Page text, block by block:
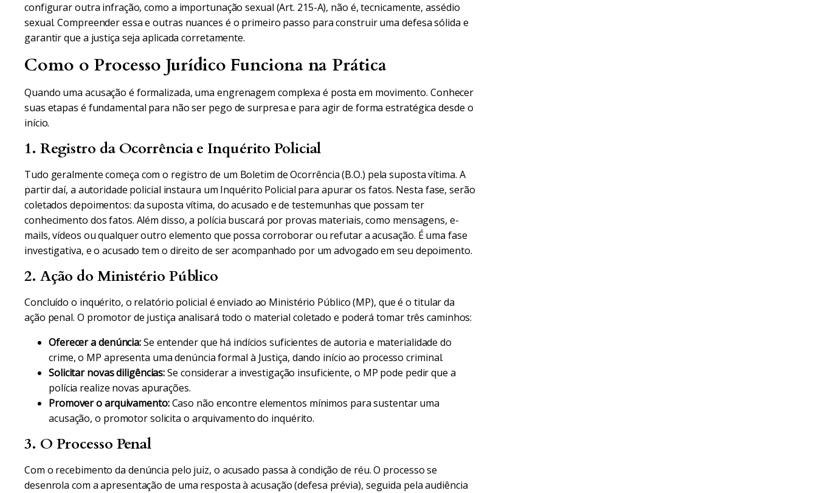
configurar outra infração, como a importunação sexual (Art. 215-A), não é, tecnicamente, assédio
sexual. Compreender essa e outras nuances é o primeiro passo para construir uma defesa sólida e
garantir que a justiça seja aplicada corretamente.
Como o Processo Jurídico Funciona na Prática
Quando uma acusação é formalizada, uma engrenagem complexa é posta em movimento. Conhecer
suas etapas é fundamental para não ser pego de surpresa e para agir de forma estratégica desde o
início.
1. Registro da Ocorrência e Inquérito Policial
Tudo geralmente começa com o registro de um Boletim de Ocorrência (B.O.) pela suposta vítima. A
partir daí, a autoridade policial instaura um Inquérito Policial para apurar os fatos. Nesta fase, serão
coletados depoimentos: da suposta vítima, do acusado e de testemunhas que possam ter
conhecimento dos fatos. Além disso, a polícia buscará por provas materiais, como mensagens, e-
mails, vídeos ou qualquer outro elemento que possa corroborar ou refutar a acusação. É uma fase
investigativa, e o acusado tem o direito de ser acompanhado por um advogado em seu depoimento.
2. Ação do Ministério Público
Concluído o inquérito, o relatório policial é enviado ao Ministério Público (MP), que é o titular da
ação penal. O promotor de justiça analisará todo o material coletado e poderá tomar três caminhos:
Oferecer a denúncia:Se entender que há indícios suficientes de autoria e materialidade do
crime, o MP apresenta uma denúncia formal à Justiça, dando início ao processo criminal.
Solicitar novas diligências:Se considerar a investigação insuficiente, o MP pode pedir que a
polícia realize novas apurações.
Promover o arquivamento:Caso não encontre elementos mínimos para sustentar uma
acusação, o promotor solicita o arquivamento do inquérito.
3. O Processo Penal
Com o recebimento da denúncia pelo juiz, o acusado passa à condição de réu. O processo se
desenrola com a apresentação de uma resposta à acusação (defesa prévia), seguida pela audiência